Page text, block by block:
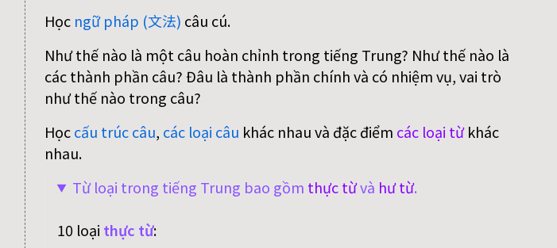
Học ngữ pháp (文法) câu cú.
Như thế nào là một câu hoàn chỉnh trong tiếng Trung? Như thế nào là
các thành phần câu? Đâu là thành phần chính và có nhiệm vụ, vai trò
như thế nào trong câu?
Họccấu trúc câu, các loại câu khác nhau và đặc điểm các loại từkhác
nhau.
Từ loại trong tiếng Trung bao gồm thực từvà hư từ.
10 loại thực từ: